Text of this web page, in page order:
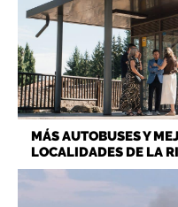
MÁS AUTOBUSES Y
LOCALIDADES DE LA